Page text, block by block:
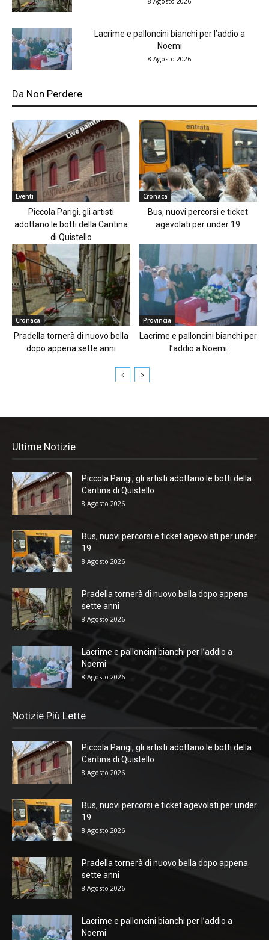
Lacrime e palloncini bianchi per l’addio a
Noemi
8 Agosto 2026
Da Non Perdere
Eventi
Piccola Parigi, gli artisti
adottano le botti della Cantina
di Quistello
Cronaca
Bus, nuovi percorsi e ticket
agevolati per under 19
Cronaca
Pradella tornerà di nuovo bella
dopo appena sette anni
Provincia
Lacrime e palloncini bianchi per
l’addio a Noemi
Ultime Notizie
Piccola Parigi, gli artisti adottano le botti della
Cantina di Quistello
8 Agosto 2026
Bus, nuovi percorsi e ticket agevolati per under
19
8 Agosto 2026
Pradella tornerà di nuovo bella dopo appena
sette anni
8 Agosto 2026
Lacrime e palloncini bianchi per l’addio a
Noemi
8 Agosto 2026
Notizie Più Lette
Piccola Parigi, gli artisti adottano le botti della
Cantina di Quistello
8 Agosto 2026
Bus, nuovi percorsi e ticket agevolati per under
19
8 Agosto 2026
Pradella tornerà di nuovo bella dopo appena
sette anni
8 Agosto 2026
Lacrime e palloncini bianchi per l’addio a
Noemi